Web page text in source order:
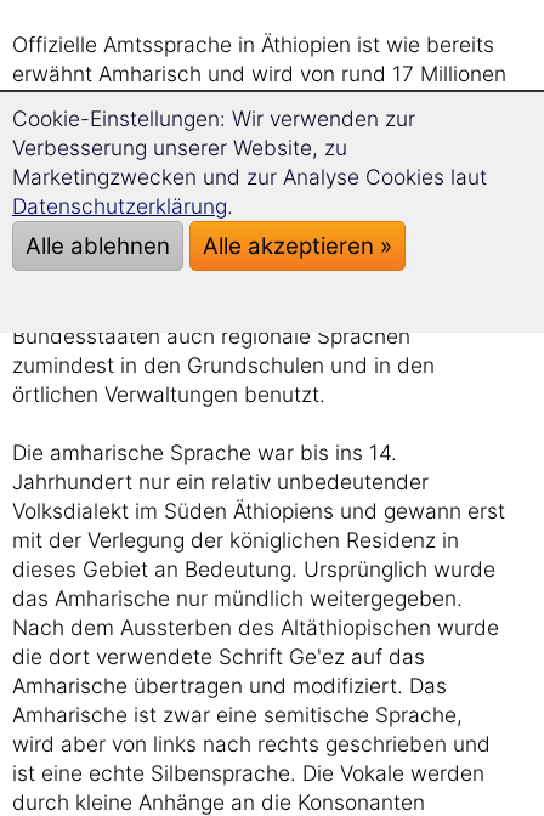
Offizielle Amtssprache in Äthiopien ist wie bereits
erwähnt Amharisch und wird von rund 17 Millionen
Millionen als Zweitsprache gesprochen. Die
Sprache mit den meisten Sprechern in Äthiopien
ist jedoch das kuschitische Oromo mit etwa 25
Millionen Muttersprachlern. Englisch wird in
Äthiopien als Bildungssprache und in den
Oberschulen als Unterrichtssprache verwendet. In
Bundesstaaten auch regionale Sprachen
zumindest in den Grundschulen und in den
örtlichen Verwaltungen benutzt.
Die amharische Sprache war bis ins 14.
Jahrhundert nur ein relativ unbedeutender
Volksdialekt im Süden Äthiopiens und gewann erst
mit der Verlegung der königlichen Residenz in
dieses Gebiet an Bedeutung. Ursprünglich wurde
das Amharische nur mündlich weitergegeben.
Nach dem Aussterben des Altäthiopischen wurde
die dort verwendete Schrift Ge'ez auf das
Amharische übertragen und modifiziert. Das
Amharische ist zwar eine semitische Sprache,
wird aber von links nach rechts geschrieben und
ist eine echte Silbensprache. Die Vokale werden
durch kleine Anhänge an die Konsonanten
Cookie-Einstellungen: Wir verwenden zur
Verbesserung unserer Website, zu
Marketingzwecken und zur Analyse Cookies laut
Datenschutzerklärung.
Alle ablehnen Alle akzeptieren »